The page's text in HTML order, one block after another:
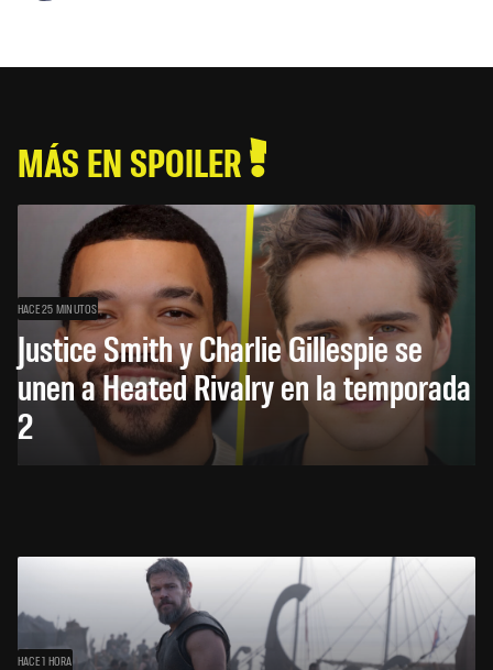
MÁS EN SPOILER
HACE 25 MINUTOS
Justice Smith y Charlie Gillespie se
unen a Heated Rivalry en la temporada
2
HACE 1 HORA